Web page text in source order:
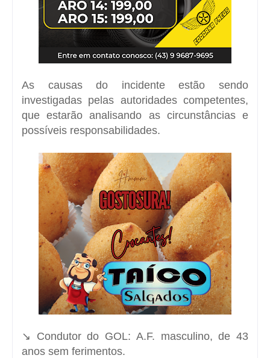
As causas do incidente estão sendo
investigadas pelas autoridades competentes,
que estarão analisando as circunstâncias e
possíveis responsabilidades.
↘️ Condutor do GOL: A.F. masculino, de 43
anos sem ferimentos.